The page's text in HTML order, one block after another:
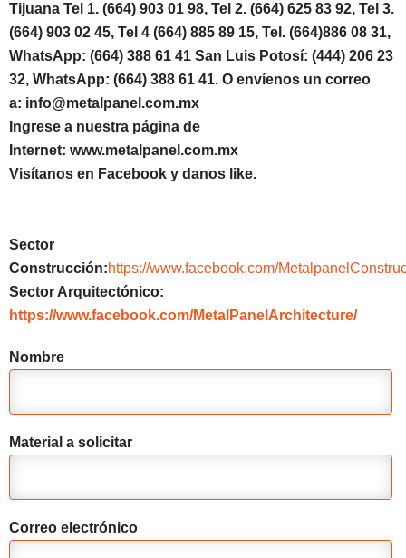
Tijuana Tel 1. (664) 903 01 98, Tel 2. (664) 625 83 92, Tel 3.
(664) 903 02 45, Tel 4 (664) 885 89 15, Tel. (664)886 08 31,
WhatsApp: (664) 388 61 41 San Luis Potosí: (444) 206 23
32, WhatsApp: (664) 388 61 41. O envíenos un correo
a: info@metalpanel.com.mx
Ingrese a nuestra página de
Internet: www.metalpanel.com.mx
Visítanos en Facebook y danos like.
Sector
Construcción:https://www.facebook.com/
Sector Arquitectónico:
https://www.facebook.com/MetalPanelArchitecture/
Nombre
Material a solicitar
Correo electrónico